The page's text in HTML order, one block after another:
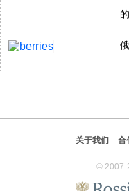
旅游
关于我们 合
© 2007-